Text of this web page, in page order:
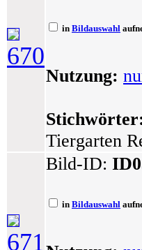
670
in Bildauswahl
Nutzung:
Tiergarten
671
Bild-ID:
in Bildauswahl